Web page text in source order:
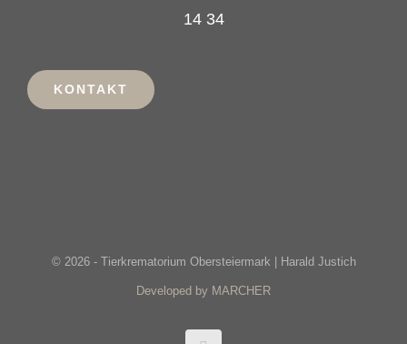
14 34
KONTAKT
© 2026 - Tierkrematorium Obersteiermark | Harald Justich
Developed by MARCHER